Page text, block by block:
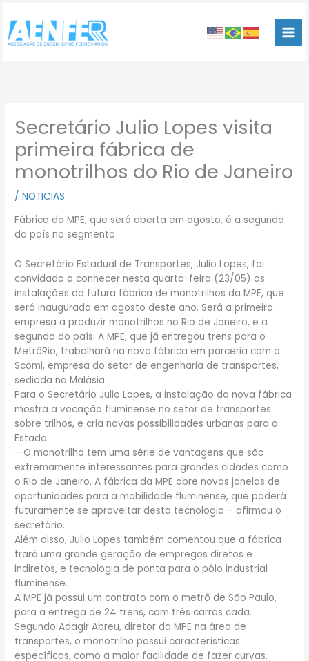
para
conteúdo
Secretário Julio Lopes visita
primeira fábrica de
monotrilhos do Rio de Janeiro
/NOTICIAS
Fábrica da MPE, que será aberta em agosto, é a segunda
do país no segmento
O Secretário Estadual de Transportes, Julio Lopes, foi
convidado a conhecer nesta quarta-feira (23/05) as
instalações da futura fábrica de monotrilhos da MPE, que
será inaugurada em agosto deste ano. Será a primeira
empresa a produzir monotrilhos no Rio de Janeiro, e a
segunda do país. A MPE, que já entregou trens para o
MetrôRio, trabalhará na nova fábrica em parceria com a
Scomi, empresa do setor de engenharia de transportes,
sediada na Malásia.
Para o Secretário Julio Lopes, a instalação da nova fábrica
mostra a vocação fluminense no setor de transportes
sobre trilhos, e cria novas possibilidades urbanas para o
Estado.
– O monotrilho tem uma série de vantagens que são
extremamente interessantes para grandes cidades como
o Rio de Janeiro. A fábrica da MPE abre novas janelas de
oportunidades para a mobilidade fluminense, que poderá
futuramente se aproveitar desta tecnologia – afirmou o
secretário.
Além disso, Julio Lopes também comentou que a fábrica
trará uma grande geração de empregos diretos e
indiretos, e tecnologia de ponta para o pólo industrial
fluminense.
A MPE já possui um contrato com o metrô de São Paulo,
para a entrega de 24 trens, com três carros cada.
Segundo Adagir Abreu, diretor da MPE na área de
transportes, o monotrilho possui características
específicas, como a maior facilidade de fazer curvas.